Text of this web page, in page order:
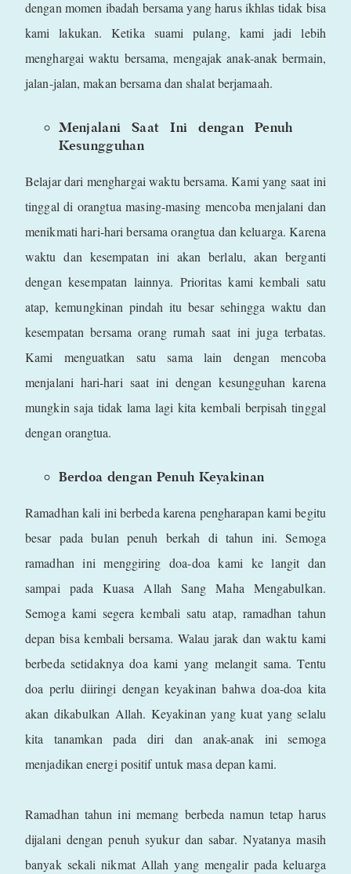
dengan momen ibadah bersama yang harus ikhlas tidak bisa
kami lakukan. Ketika suami pulang, kami jadi lebih
menghargai waktu bersama, mengajak anak-anak bermain,
jalan-jalan, makan bersama dan shalat berjamaah.
Menjalani Saat Ini dengan Penuh
Kesungguhan
Belajar dari menghargai waktu bersama. Kami yang saat ini
tinggal di orangtua masing-masing mencoba menjalani dan
menikmati hari-hari bersama orangtua dan keluarga. Karena
waktu dan kesempatan ini akan berlalu, akan berganti
dengan kesempatan lainnya. Prioritas kami kembali satu
atap, kemungkinan pindah itu besar sehingga waktu dan
kesempatan bersama orang rumah saat ini juga terbatas.
Kami menguatkan satu sama lain dengan mencoba
menjalani hari-hari saat ini dengan kesungguhan karena
mungkin saja tidak lama lagi kita kembali berpisah tinggal
dengan orangtua.
Berdoa dengan Penuh Keyakinan
Ramadhan kali ini berbeda karena pengharapan kami begitu
besar pada bulan penuh berkah di tahun ini. Semoga
ramadhan ini menggiring doa-doa kami ke langit dan
sampai pada Kuasa Allah Sang Maha Mengabulkan.
Semoga kami segera kembali satu atap, ramadhan tahun
depan bisa kembali bersama. Walau jarak dan waktu kami
berbeda setidaknya doa kami yang melangit sama. Tentu
doa perlu diiringi dengan keyakinan bahwa doa-doa kita
akan dikabulkan Allah. Keyakinan yang kuat yang selalu
kita tanamkan pada diri dan anak-anak ini semoga
menjadikan energi positif untuk masa depan kami.
Ramadhan tahun ini memang berbeda namun tetap harus
dijalani dengan penuh syukur dan sabar. Nyatanya masih
banyak sekali nikmat Allah yang mengalir pada keluarga